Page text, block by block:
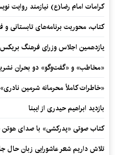
کرامات امام رضا(ع) نیازمند روایت
کتاب، محوریت برنامه‌های تابستانی و
یازدهمین اجلاس وزرای فرهنگ بریکس
«مخاطب» و «گفت‌وگو» دو بحران
«خاطرات کاملاً محرمانه شرمین
بازدید ابراهیم حیدری از ایبنا
کتاب صوتی «پدرکشی» با صدای هوتن
تلاش داریم شعر عاشورایی زبان حال